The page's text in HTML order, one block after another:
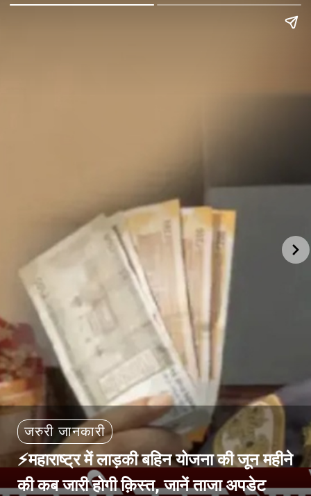
जरुरी जानकारी
⚡महाराष्ट्र में लाड़की बहिन योजना की जून महीने
की कब जारी होगी क़िस्त, जानें ताजा अपडेट